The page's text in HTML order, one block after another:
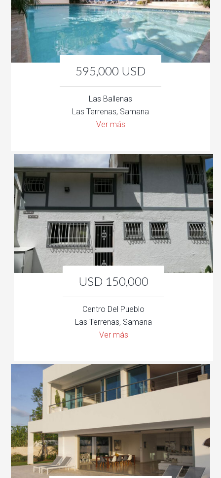
595,000 USD
Las Ballenas
Las Terrenas, Samana
Ver más
USD 150,000
Centro Del Pueblo
Las Terrenas, Samana
Ver más